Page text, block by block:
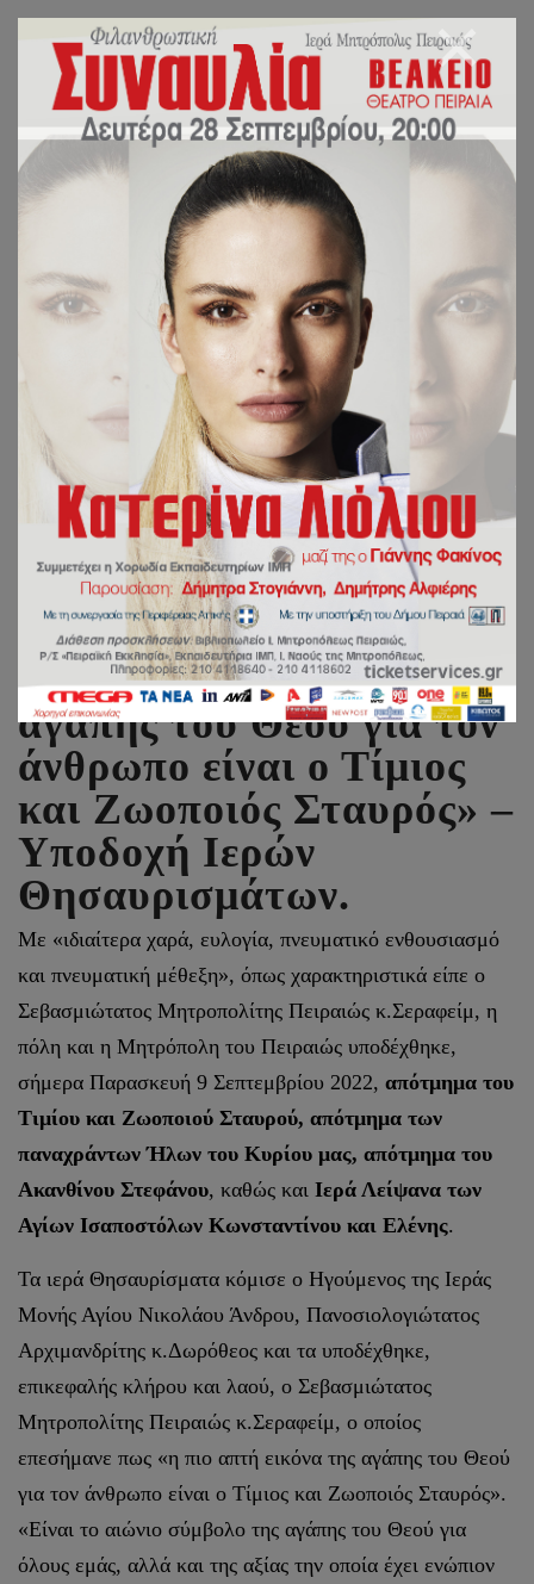
Μητροπολίτης Πειραιώς:
«Η πιο απτή εικόνα της
αγάπης του Θεού για τον
άνθρωπο είναι ο Τίμιος
και Ζωοποιός Σταυρός» –
Υποδοχή Ιερών
Θησαυρισμάτων.
Με «ιδιαίτερα χαρά, ευλογία, πνευματικό ενθουσιασμό
και πνευματική μέθεξη», όπως χαρακτηριστικά είπε ο
Σεβασμιώτατος Μητροπολίτης Πειραιώς κ.Σεραφείμ, η
πόλη και η Μητρόπολη του Πειραιώς υποδέχθηκε,
σήμερα Παρασκευή 9 Σεπτεμβρίου 2022, απότμημα του
Τιμίου και Ζωοποιού Σταυρού, απότμημα των
παναχράντων Ήλων του Κυρίου μας, απότμημα του
Ακανθίνου Στεφάνου, καθώς και Ιερά Λείψανα των
Αγίων Ισαποστόλων Κωνσταντίνου και Ελένης.
Τα ιερά Θησαυρίσματα κόμισε ο Ηγούμενος της Ιεράς
Μονής Αγίου Νικολάου Άνδρου, Πανοσιολογιώτατος
Αρχιμανδρίτης κ.Δωρόθεος και τα υποδέχθηκε,
επικεφαλής κλήρου και λαού, ο Σεβασμιώτατος
Μητροπολίτης Πειραιώς κ.Σεραφείμ, ο οποίος
επεσήμανε πως «η πιο απτή εικόνα της αγάπης του Θεού
για τον άνθρωπο είναι ο Τίμιος και Ζωοποιός Σταυρός».
«Είναι το αιώνιο σύμβολο της αγάπης του Θεού για
όλους εμάς, αλλά και της αξίας την οποία έχει ενώπιον